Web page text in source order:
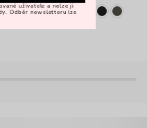
uživatele a nelze ji
Odběr newsletteru lze